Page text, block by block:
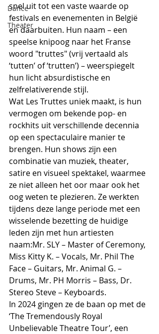
Dance
Theater
snel uit tot een vaste waarde op
festivals en evenementen in België
en daarbuiten. Hun naam – een
speelse knipoog naar het Franse
woord "truttes" (vrij vertaald als
‘tutten’ of ‘trutten’) – weerspiegelt
hun licht absurdistische en
zelfrelativerende stijl.
Wat Les Truttes uniek maakt, is hun
vermogen om bekende pop- en
rockhits uit verschillende decennia
op een spectaculaire manier te
brengen. Hun shows zijn een
combinatie van muziek, theater,
satire en visueel spektakel, waarmee
ze niet alleen het oor maar ook het
oog weten te plezieren. Ze werkten
tijdens deze lange periode met een
wisselende bezetting de huidige
leden zijn met hun artiesten
naam:Mr. SLY – Master of Ceremony,
Miss Kitty K. – Vocals, Mr. Phil The
Face – Guitars, Mr. Animal G. –
Drums, Mr. PH Morris – Bass, Dr.
Stereo Steve – Keyboards.
In 2024 gingen ze de baan op met de
‘The Tremendously Royal
Unbelievable Theatre Tour’, een